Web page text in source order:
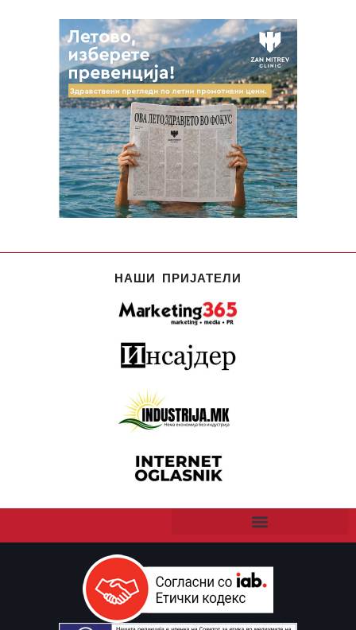
НАШИ ПРИЈАТЕЛИ